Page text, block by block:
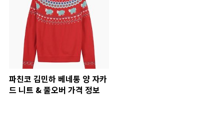
파친코 김민하 베네통 양 자카
드 니트 & 풀오버 가격 정보